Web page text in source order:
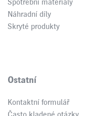
Spotřební materiály
Náhradní díly
Skryté produkty
Ostatní
Kontaktní formulář